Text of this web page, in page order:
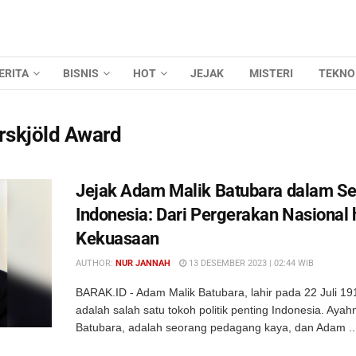
BISNIS HOT JEJAK MISTERI TEKNO
Award
Jejak Adam Malik Batubara dalam
Indonesia: Dari Pergerakan Nasional
Kekuasaan
AUTHOR: NUR JANNAH 13 DESEMBER 2023 | 02:44 WIB
BARAK.ID - Adam Malik Batubara, lahir pada 22 Juli
adalah salah satu tokoh politik penting Indonesia.
Batubara, adalah seorang pedagang kaya, dan Adam ...